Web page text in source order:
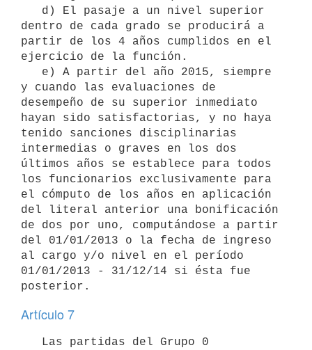
dentro de cada grado se producirá a
partir de los 4 años cumplidos en el
ejercicio de la función.
y cuando las evaluaciones de
desempeño de su superior inmediato
hayan sido satisfactorias, y no haya
tenido sanciones disciplinarias
intermedias o graves en los dos
últimos años se establece para todos
los funcionarios exclusivamente para
el cómputo de los años en aplicación
del literal anterior una bonificación
de dos por uno, computándose a partir
del 01/01/2013 o la fecha de ingreso
al cargo y/o nivel en el período
01/01/2013 - 31/12/14 si ésta fue
Artículo 7